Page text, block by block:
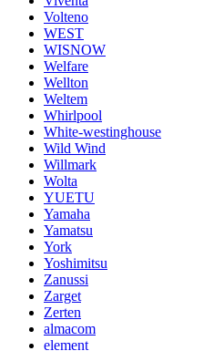
Volteno
WEST
WISNOW
Welfare
Wellton
Weltem
Whirlpool
White-westinghouse
Wild Wind
Willmark
Wolta
YUETU
Yamaha
Yamatsu
York
Yoshimitsu
Zanussi
Zarget
Zerten
almacom
element